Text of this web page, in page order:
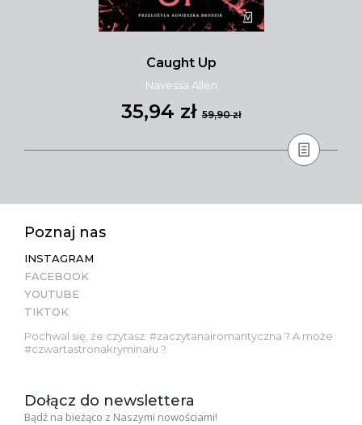
Caught Up
Navessa Allen
35,94 zł 59,90 zł
Poznaj nas
INSTAGRAM
FACEBOOK
YOUTUBE
TIKTOK
Pochwal się, że czytasz: #zaczytanairomantyczna ? A może
#czwartastronakryminału ?
Dołącz do newslettera
Bądź na bieżąco z Naszymi nowościami!